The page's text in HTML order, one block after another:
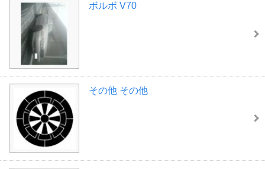
ボルボ V70
その他 その他